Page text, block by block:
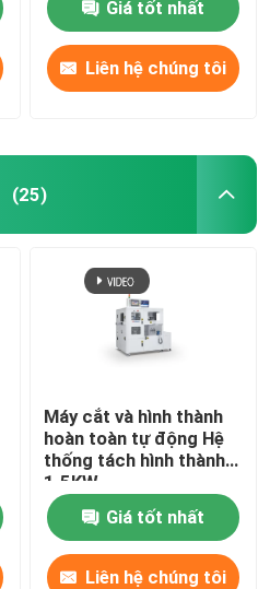
Giá tốt nhất
Liên hệ chúng tôi
(25)
Máy cắt và hình thành
hoàn toàn tự động Hệ
thống tách hình thành
1.5KW
Giá tốt nhất
Liên hệ chúng tôi